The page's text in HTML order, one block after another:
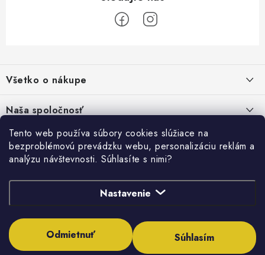
Tento web používa súbory cookies slúžiace na
bezproblémovú prevádzku webu, personalizáciu reklám a
analýzu návštevnosti. Súhlasíte s nimi?
Nastavenie
Odmietnuť Súhlasím
p
ä
t
Všetko o nákupe
Obchodné podmienky
Podmienky ochrany osobných údajov
Moja objednávka
Naša spoločnosť
SHOWROOM - poradňa pre vaše projekty
PREDAJŇA - Raková
Stabilná spoločnosť od roku 2009
Prihlásenie
E-mail
Heslo
HĽADAŤ
Copyright 2026Inštalatérshop . Všetky práva vyhradené.Upraviť nastavenie
cookies